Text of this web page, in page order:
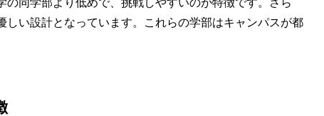
い設計となっています。これらの学部はキャンパスが都